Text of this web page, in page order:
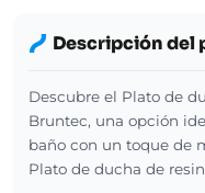
Descripción del
Descubre el Plato de
Bruntec, una opción
baño con un toque de
Plato de ducha de